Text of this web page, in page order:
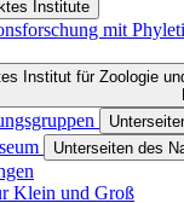
Institute
mit
Institut für Zoologie
Unterseiten des
Klein und Groß